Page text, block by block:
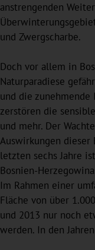
anstrengenden
und Zwergscharbe.
Doch vor allem in
Naturparadiese
und die
zerstören die
und mehr. Der
Auswirkungen
letzten sechs Jahre
Bosnien-
Im Rahmen einer
Fläche von über
und 2013 nur noch
werden. In den